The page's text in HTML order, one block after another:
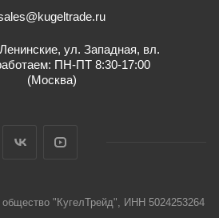
ул. Западная, вл.
ПН-ПТ 8:30-17:00
(Москва)
"КугелТрейд", ИНН 5024253264